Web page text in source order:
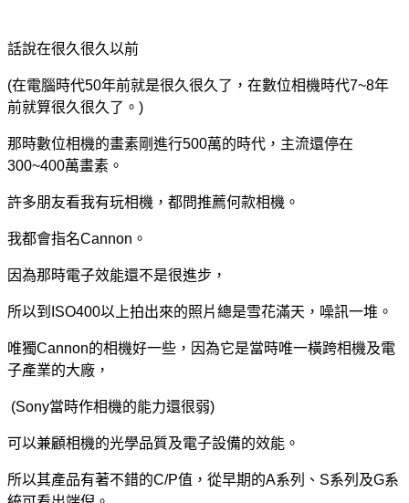
話說在很久很久以前
(在電腦時代50年前就是很久很久了，在數位相機時代7~8年
前就算很久很久了。 )
那時數位相機的畫素剛進行500萬的時代，主流還停在
300~400萬畫素。
許多朋友看我有玩相機，都問推薦何款相機。
我都會指名Cannon 。
因為那時電子效能還不是很進步，
所以到 ISO400以上拍出來的照片總是雪花滿天，噪訊一堆。
唯獨Cannon的相機好一些，因為它是當時唯一橫跨相機及電
子產業的大廠，
(Sony當時作相機的能力還很弱)
可以兼顧相機的光學品質及電子設備的效能。
所以其產品有著不錯的C/P值，從早期的A系列、 S系列及G系